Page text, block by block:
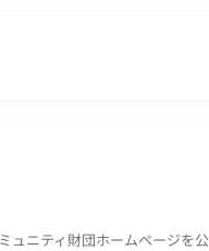
ュニティ財団ホームページを公